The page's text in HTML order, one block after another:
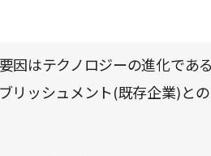
因はテクノロジーの進化であ
リッシュメント(既存企業)と